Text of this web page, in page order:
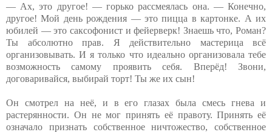
— Ах, это другое! — горько рассмеялась она. — Конечно,
другое! Мой день рождения — это пицца в картонке. А их
юбилей — это саксофонист и фейерверк! Знаешь что, Роман?
Ты абсолютно прав. Я действительно мастерица всё
организовывать. И я только что идеально организовала тебе
возможность самому проявить себя. Вперёд! Звони,
договаривайся, выбирай торт! Ты же их сын!
Он смотрел на неё, и в его глазах была смесь гнева и
растерянности. Он не мог принять её правоту. Принять её
означало признать собственное ничтожество, собственное